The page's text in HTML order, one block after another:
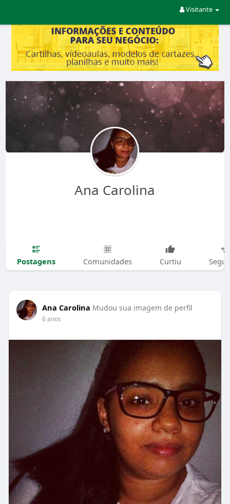
Visitante
Ana Carolina
Postagens Comunidades Curtiu
Ana Carolina Mudou sua imagem de perfil
6 anos